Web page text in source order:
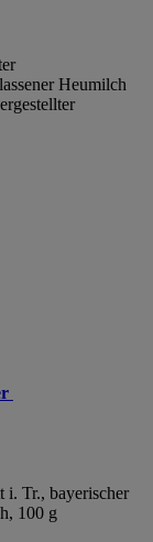
Heumilch
i. Tr., bayerischer
100 g